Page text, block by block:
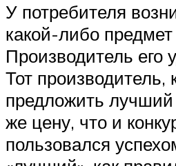
У потребителя
какой-либо предмет
Производитель его
Тот производитель,
предложить лучший
же цену, что и
пользовался